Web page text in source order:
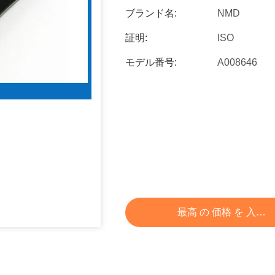
ブランド名: NMD
証明: ISO
モデル番号: A008646
最高 の 価格 を 入手